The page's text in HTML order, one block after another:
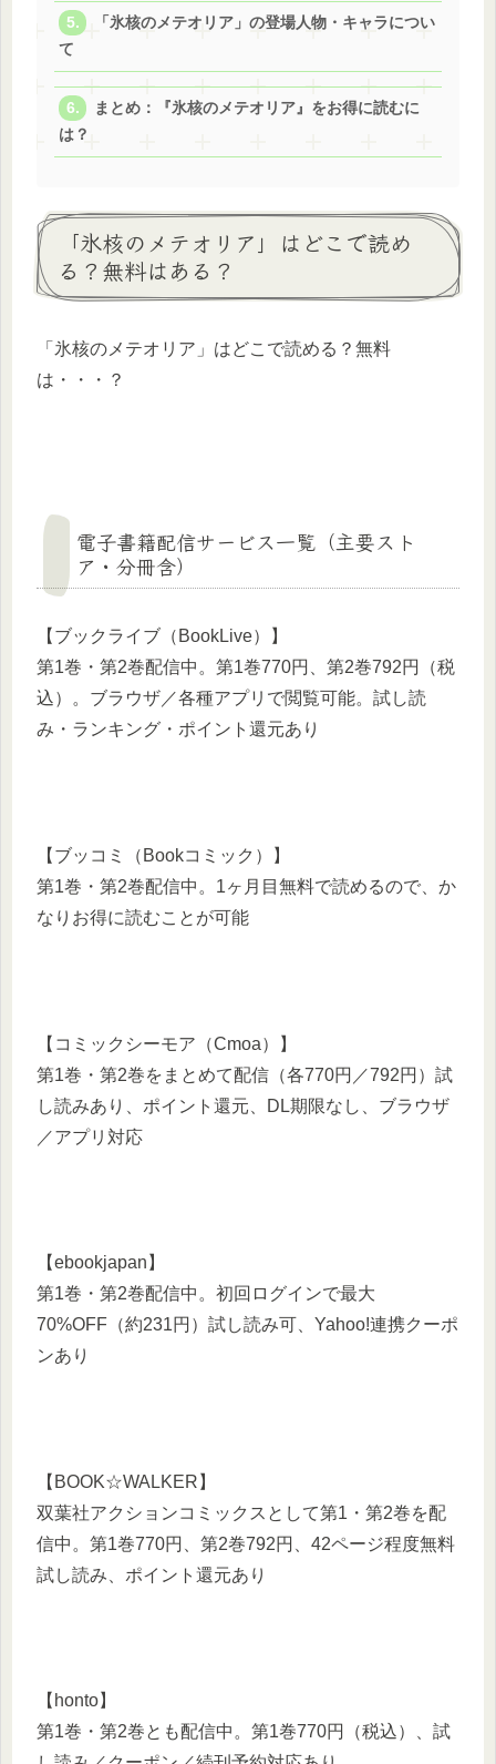
「氷核のメテオリア」の登場人物・キャラについ
て
まとめ：『氷核のメテオリア』をお得に読むに
は？
「氷核のメテオリア」はどこで読め
る？無料はある？
「氷核のメテオリア」はどこで読める？無料
は・・・？
電子書籍配信サービス一覧（主要スト
ア・分冊含）
【ブックライブ（BookLive）】
第1巻・第2巻配信中。第1巻770円、第2巻792円（税
込）。ブラウザ／各種アプリで閲覧可能。試し読
み・ランキング・ポイント還元あり
【ブッコミ（Bookコミック）】
第1巻・第2巻配信中。1ヶ月目無料で読めるので、か
なりお得に読むことが可能
【コミックシーモア（Cmoa）】
第1巻・第2巻をまとめて配信（各770円／792円）試
し読みあり、ポイント還元、DL期限なし、ブラウザ
／アプリ対応
【ebookjapan】
第1巻・第2巻配信中。初回ログインで最大
70%OFF（約231円）試し読み可、Yahoo!連携クーポ
ンあり
【BOOK☆WALKER】
双葉社アクションコミックスとして第1・第2巻を配
信中。第1巻770円、第2巻792円、42ページ程度無料
試し読み、ポイント還元あり
【honto】
第1巻・第2巻とも配信中。第1巻770円（税込）、試